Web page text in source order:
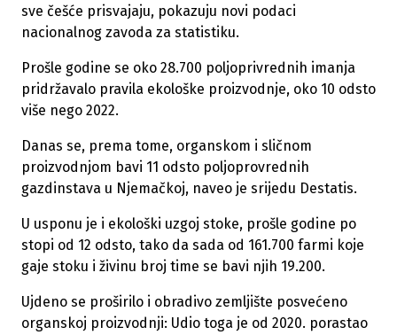
sve češće prisvajaju, pokazuju novi podaci
nacionalnog zavoda za statistiku.
Prošle godine se oko 28.700 poljoprivrednih imanja
pridržavalo pravila ekološke proizvodnje, oko 10 odsto
više nego 2022.
Danas se, prema tome, organskom i sličnom
proizvodnjom bavi 11 odsto poljoprovrednih
gazdinstava u Njemačkoj, naveo je srijedu Destatis.
U usponu je i ekološki uzgoj stoke, prošle godine po
stopi od 12 odsto, tako da sada od 161.700 farmi koje
gaje stoku i živinu broj time se bavi njih 19.200.
Ujdeno se proširilo i obradivo zemljište posvećeno
organskoj proizvodnji: Udio toga je od 2020. porastao